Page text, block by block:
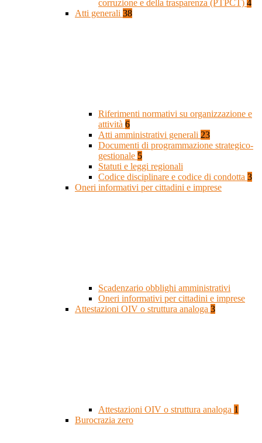
corruzione e della trasparenza (PTPCT) 4
Atti generali 38
Riferimenti normativi su organizzazione e
attività 6
Atti amministrativi generali 23
Documenti di programmazione strategico-
gestionale 5
Statuti e leggi regionali
Codice disciplinare e codice di condotta 3
Oneri informativi per cittadini e imprese
Scadenzario obblighi amministrativi
Oneri informativi per cittadini e imprese
Attestazioni OIV o struttura analoga 3
Attestazioni OIV o struttura analoga 1
Burocrazia zero